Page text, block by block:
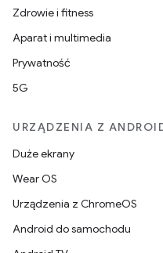
Zdrowie i fitness
Aparat i multimedia
Prywatność
5G
URZĄDZENIA Z
Duże ekrany
Wear OS
Urządzenia z ChromeOS
Android do samochodu